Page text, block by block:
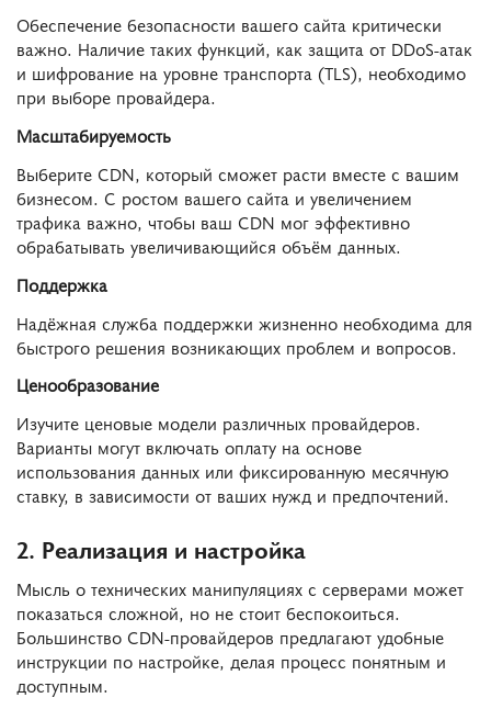
Обеспечение безопасности вашего сайта критически
важно. Наличие таких функций, как защита от DDoS-атак
и шифрование на уровне транспорта (TLS), необходимо
при выборе провайдера.
Масштабируемость
Выберите CDN, который сможет расти вместе с вашим
бизнесом. С ростом вашего сайта и увеличением
трафика важно, чтобы ваш CDN мог эффективно
обрабатывать увеличивающийся объём данных.
Поддержка
Надёжная служба поддержки жизненно необходима для
быстрого решения возникающих проблем и вопросов.
Ценообразование
Изучите ценовые модели различных провайдеров.
Варианты могут включать оплату на основе
использования данных или фиксированную месячную
ставку, в зависимости от ваших нужд и предпочтений.
2. Реализация и настройка
Мысль о технических манипуляциях с серверами может
показаться сложной, но не стоит беспокоиться.
Большинство CDN-провайдеров предлагают удобные
инструкции по настройке, делая процесс понятным и
доступным.